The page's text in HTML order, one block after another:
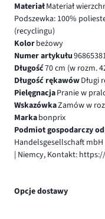
MateriałMateriał
Podszewka: 100%
(recyclingu)
Kolorbeżowy
Numer artykułu
Długość70 cm (w rozm.
Długość rękawówDługi
PielęgnacjaPranie w
WskazówkaZamów w
Markabonprix
Podmiot gospodarczy
Handelsgesellschaft
| Niemcy, Kontakt:
Opcje dostawy